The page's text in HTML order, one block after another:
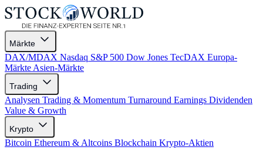
Märkte
DAX/MDAX Nasdaq S&P 500 Dow Jones TecDAX Europa-
Märkte Asien-Märkte
Trading
Analysen Trading & Momentum Turnaround Earnings Dividenden
Value & Growth
Krypto
Bitcoin Ethereum & Altcoins Blockchain Krypto-Aktien